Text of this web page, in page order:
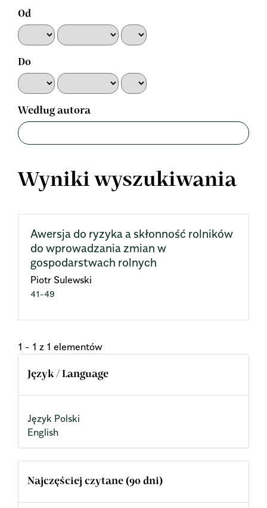
Od
Do
Według autora
Wyniki wyszukiwania
Awersja do ryzyka a skłonność rolników
do wprowadzania zmian w
gospodarstwach rolnych
Piotr Sulewski
41-49
1 - 1 z 1 elementów
Język / Language
Język Polski
English
Najczęściej czytane (90 dni)